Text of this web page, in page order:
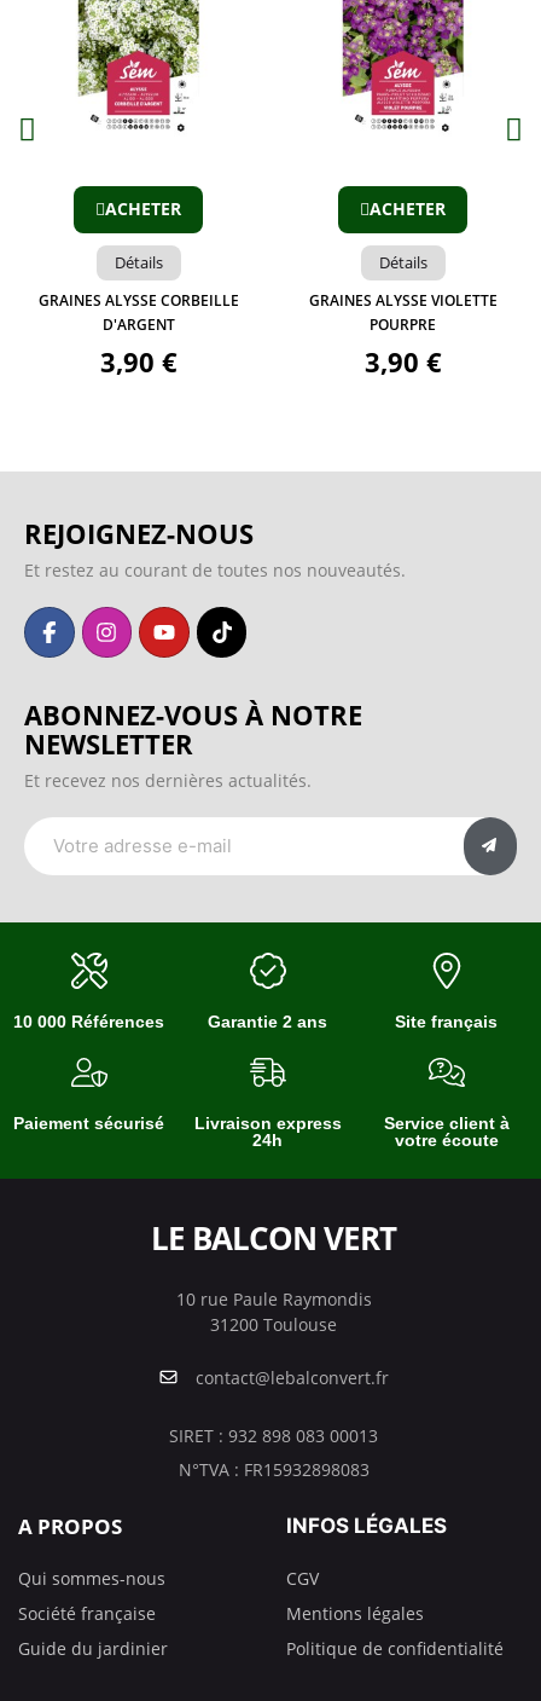
Aperçu
ACHETER
Détails
GRAINES ALYSSE CORBEILLE
D'ARGENT
3,90 €
Aperçu
ACHETER
Détails
GRAINES ALYSSE VIOLETTE
POURPRE
3,90 €
REJOIGNEZ-NOUS
Et restez au courant de toutes nos nouveautés.
ABONNEZ-VOUS À NOTRE
NEWSLETTER
Et recevez nos dernières actualités.
10 000 Références Garantie 2 ans Site français
Paiement sécurisé
Livraison express
24h
Service client à
votre écoute
LE BALCON VERT
10 rue Paule Raymondis
31200 Toulouse
contact@lebalconvert.fr
SIRET : 932 898 083 00013
N°TVA : FR15932898083
A PROPOS
Qui sommes-nous
Société française
Guide du jardinier
INFOS LÉGALES
CGV
Mentions légales
Politique de confidentialité